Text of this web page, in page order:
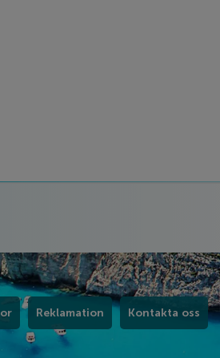
Reklamation Kontakta oss